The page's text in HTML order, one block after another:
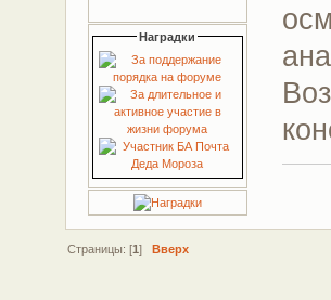
Наградки
Страницы: [1 ] Вверх